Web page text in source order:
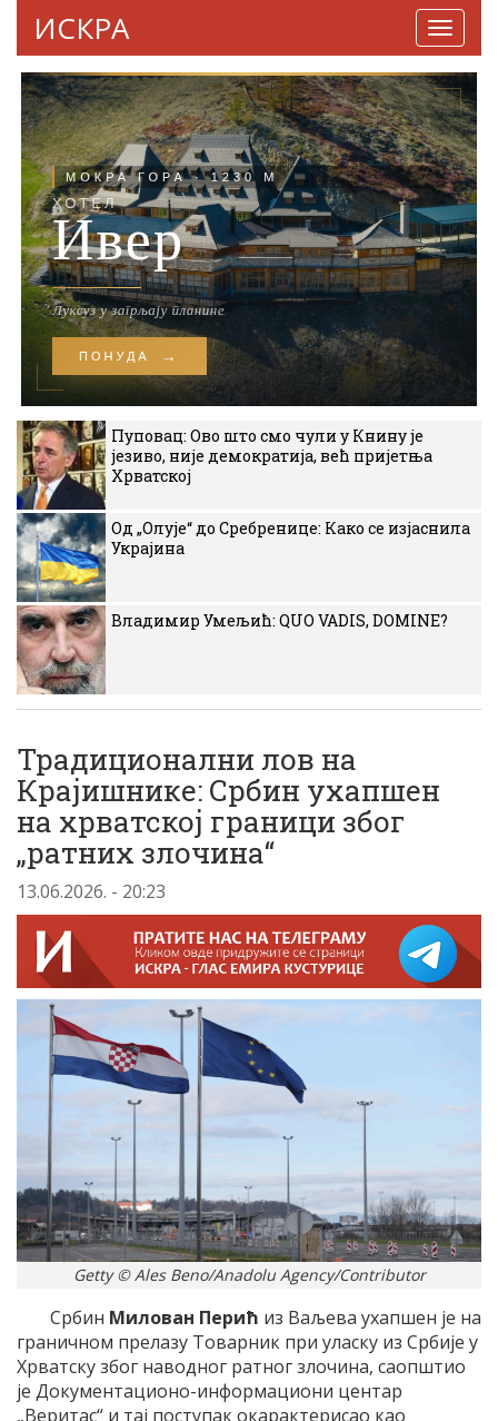
ИСКРА
Пуповац: Ово што смо чули у Книну је
језиво, није демократија, већ пријетња
Хрватској
Од „Олује“ до Сребренице: Како се изјаснила
Украјина
Владимир Умељић: QUO VADIS, DOMINE?
Традиционални лов на
Крајишнике: Србин ухапшен
на хрватској граници због
„ратних злочина“
13.06.2026. - 20:23
Getty © Ales Beno/Anadolu Agency/Contributor
Србин Милован Перић из Ваљева ухапшен је на
граничном прелазу Товарник при уласку из Србије у
Хрватску због наводног ратног злочина, саопштио
је Документационо-информациони центар
„Веритас“ и тај поступак окарактерисао као